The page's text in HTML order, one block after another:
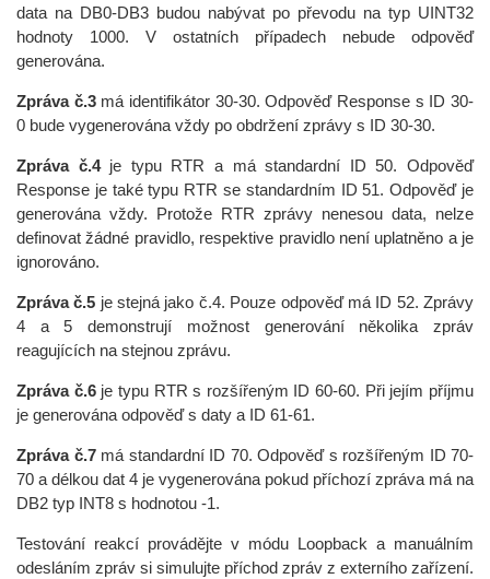
data na DB0-DB3 budou nabývat po převodu na typ UINT32
hodnoty 1000. V ostatních případech nebude odpověď
generována.
Zpráva č.3má identifikátor 30-30. Odpověď Response s ID 30-
0 bude vygenerována vždy po obdržení zprávy s ID 30-30.
Zpráva č.4je typu RTR a má standardní ID 50. Odpověď
Response je také typu RTR se standardním ID 51. Odpověď je
generována vždy. Protože RTR zprávy nenesou data, nelze
definovat žádné pravidlo, respektive pravidlo není uplatněno a je
ignorováno.
Zpráva č.5 je stejná jako č.4. Pouze odpověď má ID 52. Zprávy
4 a 5 demonstrují možnost generování několika zpráv
reagujících na stejnou zprávu.
Zpráva č.6je typu RTR s rozšířeným ID 60-60. Při jejím příjmu
je generována odpověď s daty a ID 61-61.
Zpráva č.7má standardní ID 70. Odpověď s rozšířeným ID 70-
70 a délkou dat 4 je vygenerována pokud příchozí zpráva má na
DB2 typ INT8 s hodnotou -1.
Testování reakcí provádějte v módu Loopback a manuálním
odesláním zpráv si simulujte příchod zpráv z externího zařízení.